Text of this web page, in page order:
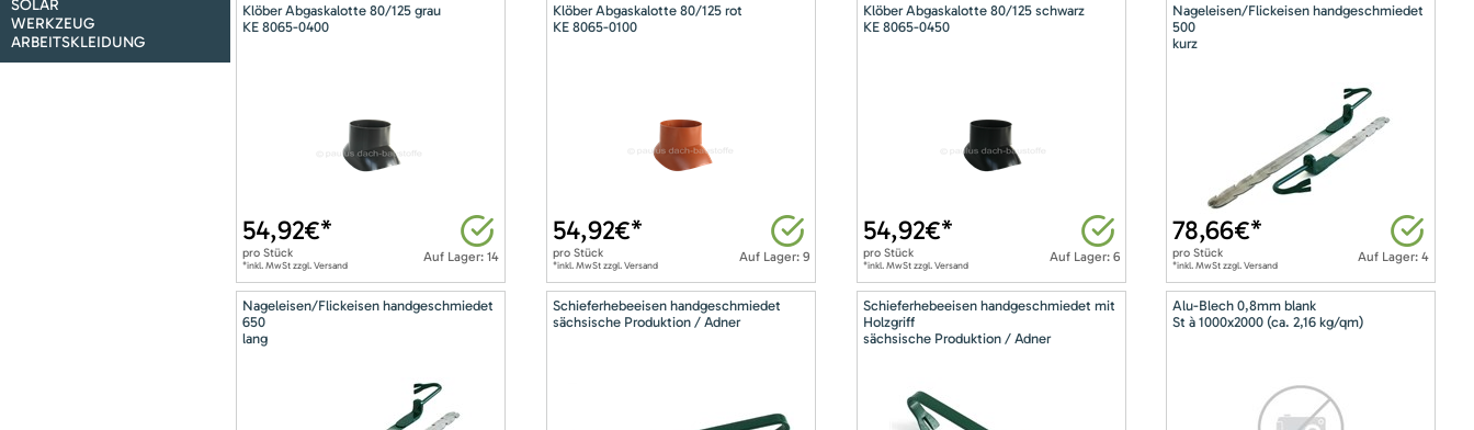
SOLAR
WERKZEUG
ARBEITSKLEIDUNG
Klöber Abgaskalotte 80/125 grau
KE 8065-0400
Auf Lager: 14
54,92€*
pro Stück
*inkl. MwSt zzgl. Versand
Klöber Abgaskalotte 80/125 rot
KE 8065-0100
Auf Lager: 9
54,92€*
pro Stück
*inkl. MwSt zzgl. Versand
Klöber Abgaskalotte 80/125 schwarz
KE 8065-0450
Auf Lager: 6
54,92€*
pro Stück
*inkl. MwSt zzgl. Versand
Nageleisen/Flickeisen handgeschmiedet
500
kurz
Auf Lager: 4
78,66€*
proStück
*inkl. MwSt zzgl. Versand
Nageleisen/Flickeisen handgeschmiedet
650
lang
Schieferhebeeisen handgeschmiedet
sächsische Produktion / Adner
Schieferhebeeisen handgeschmiedet mit
Holzgriff
sächsische Produktion / Adner
Alu-Blech 0,8mm blank
St à 1000x2000 (ca. 2,16 kg/qm)